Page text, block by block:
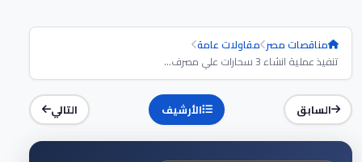
مناقصات مصر مقاولات عامة
تنفيذ عملية انشاء 3 سحارات علي مصرف...
السابق الأرشيف التالي